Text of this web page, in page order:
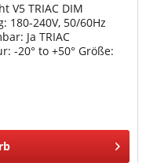
V5 TRIAC DIM
180-240V, 50/60Hz
Ja TRIAC
-20° to +50° Größe: